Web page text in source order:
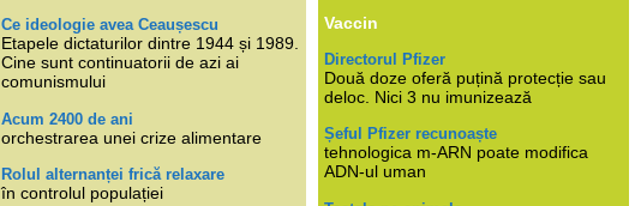
Ce ideologie avea Ceaușescu
Etapele dictaturilor dintre 1944 și 1989.
Cine sunt continuatorii de azi ai
comunismului
Acum 2400 de ani
orchestrarea unei crize alimentare
Rolul alternanței frică relaxare
în controlul populației
Vaccin
Directorul Pfizer
Două doze oferă puțină protecție sau
deloc. Nici 3 nu imunizează
Șeful Pfizer recunoaște
tehnologica m-ARN poate modifica
ADN-ul uman